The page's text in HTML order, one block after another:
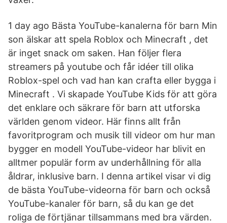
1 day ago Bästa YouTube-kanalerna för barn Min
son älskar att spela Roblox och Minecraft , det
är inget snack om saken. Han följer flera
streamers på youtube och får idéer till olika
Roblox-spel och vad han kan crafta eller bygga i
Minecraft . Vi skapade YouTube Kids för att göra
det enklare och säkrare för barn att utforska
världen genom videor. Här finns allt från
favoritprogram och musik till videor om hur man
bygger en modell YouTube-videor har blivit en
alltmer populär form av underhållning för alla
åldrar, inklusive barn. I denna artikel visar vi dig
de bästa YouTube-videorna för barn och också
YouTube-kanaler för barn, så du kan ge det
roliga de förtjänar tillsammans med bra värden.